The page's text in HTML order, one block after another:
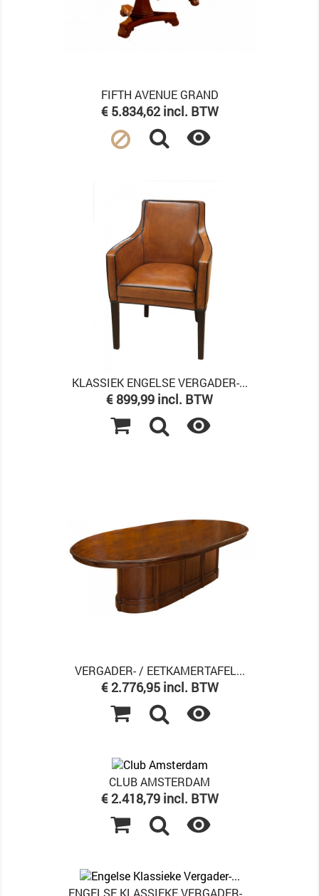
FIFTH AVENUE GRAND
Prijs
€ 5.834,62 incl. BTW

KLASSIEK ENGELSE VERGADER-...
Prijs
€ 899,99 incl. BTW

VERGADER- / EETKAMERTAFEL...
Prijs
€ 2.776,95 incl. BTW

CLUB AMSTERDAM
Prijs
€ 2.418,79 incl. BTW

ENGELSE KLASSIEKE VERGADER-...